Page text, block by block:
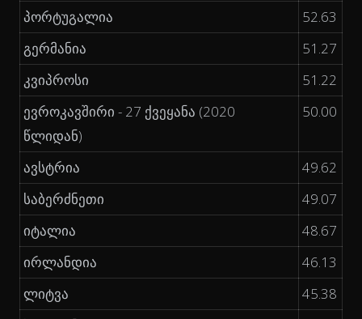
პორტუგალია
52.63
გერმანია
51.27
კვიპროსი
51.22
ევროკავშირი - 27 ქვეყანა (2020
წლიდან)
50.00
ავსტრია
49.62
საბერძნეთი
49.07
იტალია
48.67
ირლანდია
46.13
ლიტვა
45.38